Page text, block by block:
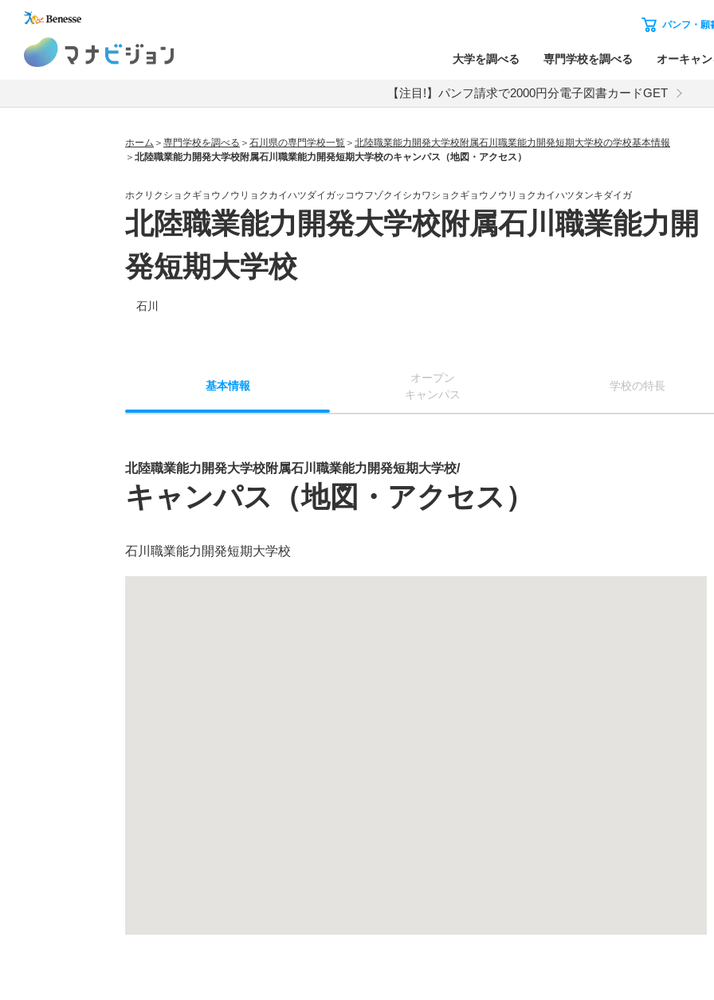
パンフ・願
大学を調べる 専門学校を調べる オーキャ
【注目!】パンフ請求で2000円分電子図書カードGET
ホーム 専門学校を調べる 石川県の専門学校一覧
北陸職業能力開発大学校附属石川職業能力開発短期大学校の学校基本情報
北陸職業能力開発大学校附属石川職業能力開発短期大学校のキャンパス（地図・アクセス）
ホクリクショクギョウノウリョクカイハツダイガッコウフゾクイシカワショクギョウノウリョクカイハツタンキダイガ
北陸職業能力開発大学校附属石川職業能力開
発短期大学校
石川
基本情報
オープン
キャンパス
学校の特長
北陸職業能力開発大学校附属石川職業能力開発短期大学校/
キャンパス（地図・アクセス）
石川職業能力開発短期大学校